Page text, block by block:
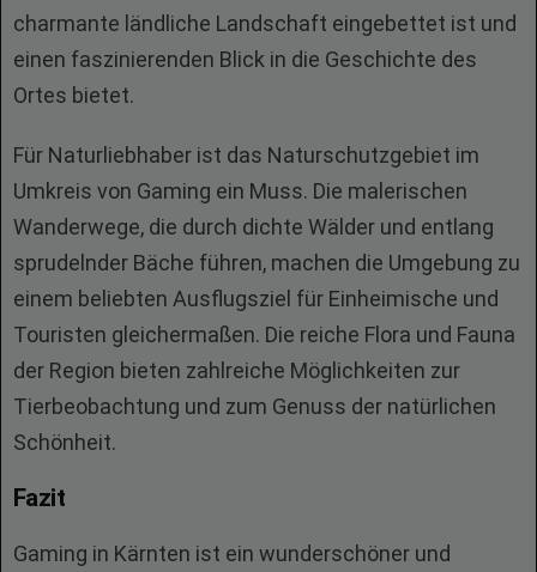
charmante ländliche Landschaft eingebettet ist und
einen faszinierenden Blick in die Geschichte des
Ortes bietet.
Für Naturliebhaber ist das Naturschutzgebiet im
Umkreis von Gaming ein Muss. Die malerischen
Wanderwege, die durch dichte Wälder und entlang
sprudelnder Bäche führen, machen die Umgebung zu
einem beliebten Ausflugsziel für Einheimische und
Touristen gleichermaßen. Die reiche Flora und Fauna
der Region bieten zahlreiche Möglichkeiten zur
Tierbeobachtung und zum Genuss der natürlichen
Schönheit.
Fazit
Gaming in Kärnten ist ein wunderschöner und